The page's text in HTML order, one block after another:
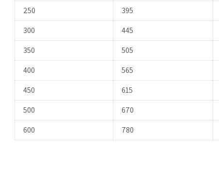
250
395
300
445
350
505
400
565
450
615
500
670
600
780